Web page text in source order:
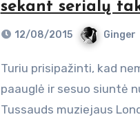
sekant serialų
12/08/2015 Ginger
Turiu prisipažinti, kad nemėgstu muziejų. Kai buvau
paauglė ir sesuo siuntė
Tussauds muziejaus